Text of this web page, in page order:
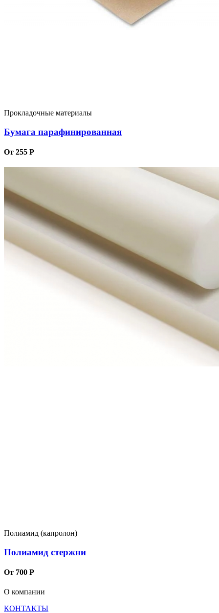
Прокладочные материалы
Бумага парафинированная
От 255 Р
Полиамид (капролон)
Полиамид стержни
От 700 Р
О компании
КОНТАКТЫ